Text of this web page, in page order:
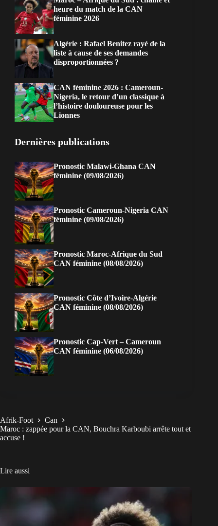
heure du match de la CAN
féminine 2026
Algérie : Rafael Benitez rayé de la
liste à cause de ses demandes
disproportionnées ?
CAN féminine 2026 : Cameroun-
Nigeria, le retour d’un classique à
l’histoire douloureuse pour les
Lionnes
Dernières publications
Pronostic Malawi-Ghana CAN
féminine (09/08/2026)
Pronostic Cameroun-Nigeria CAN
féminine (09/08/2026)
Pronostic Maroc-Afrique du Sud
CAN féminine (08/08/2026)
Pronostic Côte d’Ivoire-Algérie
CAN féminine (08/08/2026)
Pronostic Cap-Vert – Cameroun
CAN féminine (06/08/2026)
Afrik-Foot
Can
Maroc : zappée pour la CAN, Bouchra Karboubi arrête tout et
accuse !
Lire aussi